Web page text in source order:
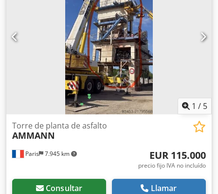
1 / 5
Paris 7.945 km
Torre de planta de asfalto
AMMANN
EUR 115.000
precio fijo IVA no incluído
Consultar Llamar